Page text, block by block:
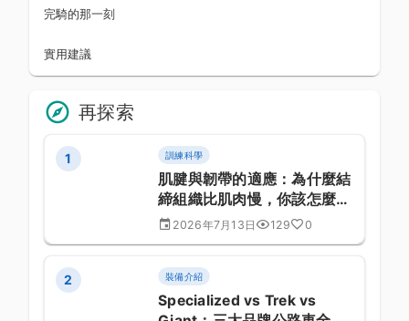
完騎的那一刻
實用建議
再探索
1 訓練科學
肌腱與韌帶的適應：為什麼結
締組織比肌肉慢，你該怎麼順
著它練
2026年7月13日 129 0
2 裝備介紹
Specialized vs Trek vs